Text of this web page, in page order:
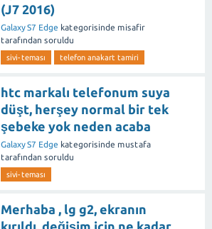
(J7 2016)
Galaxy S7 Edge kategorisinde misafir
tarafından soruldu
sivi-teması telefon anakart tamiri
htc markalı telefonum suya
düşt, herşey normal bir tek
şebeke yok neden acaba
Galaxy S7 Edge kategorisinde mustafa
tarafından soruldu
sivi-teması
Merhaba , lg g2, ekranın
kırıldı, değişim için ne kadar